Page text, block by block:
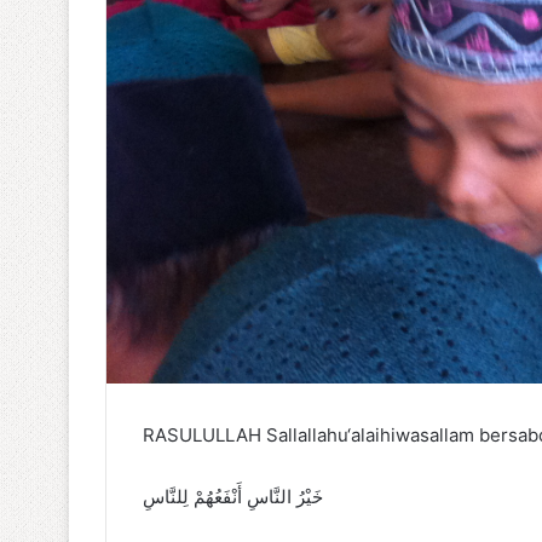
RASULULLAH Sallallahu‘alaihiwasallam
خَيْرُ النَّاسِ أَنْفَعُهُمْ لِلنَّاسِ